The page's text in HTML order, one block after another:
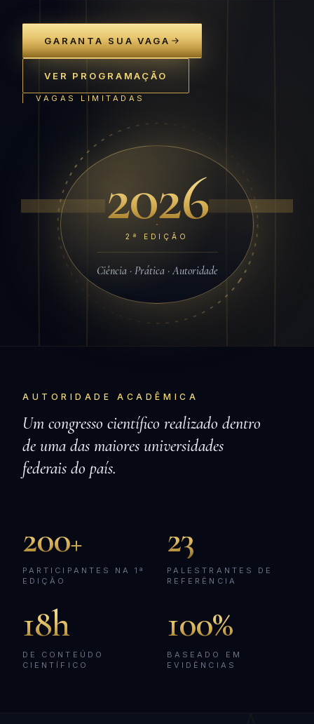
GARANTA SUA VAGA
VER PROGRAMAÇÃO
VAGAS LIMITADAS
2026
2ª EDIÇÃO
Ciência · Prática · Autoridade
AUTORIDADE ACADÊMICA
Um congresso científico realizado dentro
de uma das maiores universidades
federais do país.
200+
PARTICIPANTES NA 1ª
EDIÇÃO
23
PALESTRANTES DE
REFERÊNCIA
18h
DE CONTEÚDO
CIENTÍFICO
100%
BASEADO EM
EVIDÊNCIAS